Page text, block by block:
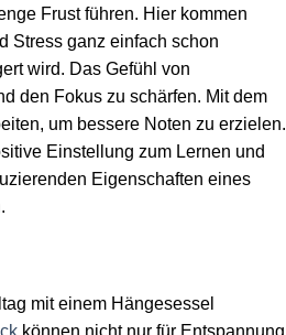
Frust führen. Hier kommen
Stress ganz einfach schon
wird. Das Gefühl von
den Fokus zu schärfen. Mit dem
um bessere Noten zu erzielen.
Einstellung zum Lernen und
Eigenschaften eines
mit einem Hängesessel